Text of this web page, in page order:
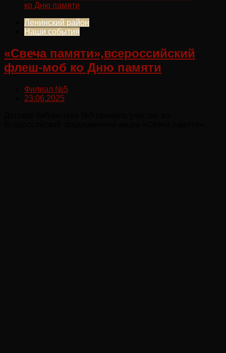
Ленинский район
Наши события
«Свеча памяти»,всероссийский
флеш-моб ко Дню памяти
Филиал №5
23.06.2025